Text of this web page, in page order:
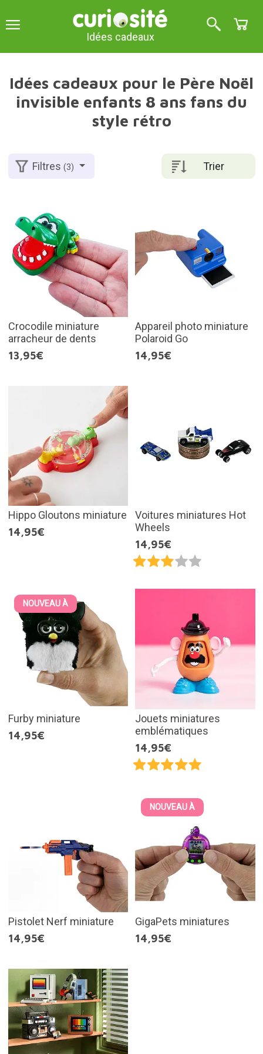
Idées cadeaux
Idées cadeaux pour le Père Noël
invisible enfants 8 ans fans du
style rétro
Trier
Filtres(3)
Crocodile miniature
arracheur de dents
13,95€
Appareil photo miniature
Polaroid Go
14,95€
Hippo Gloutons miniature
14,95€
Voitures miniatures Hot
Wheels
14,95€
NOUVEAU À
Furby miniature
14,95€
Jouets miniatures
emblématiques
14,95€
Pistolet Nerf miniature
14,95€
NOUVEAU À
GigaPets miniatures
14,95€